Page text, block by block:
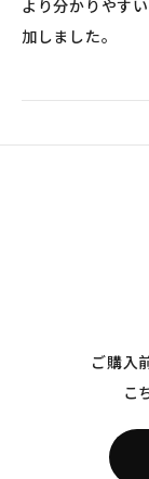
より分かりやす
加しました。
ご購入
こ